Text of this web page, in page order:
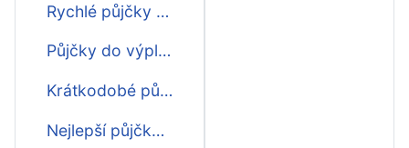
Rychlé půjčky bez potvrzování příjmu
Půjčky do výplaty bez potvrzování příjmu
Krátkodobé půjčky bez potvrzování příjmu
Nejlepší půjčky bez potvrzování příjmu